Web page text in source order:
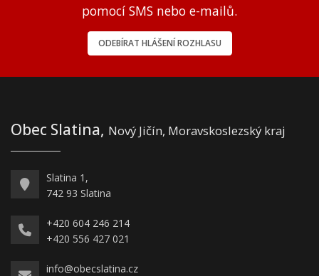
pomocí SMS nebo e-mailů.
ODEBÍRAT HLÁŠENÍ ROZHLASU
Obec Slatina, Nový Jičín, Moravskoslezský kraj
Slatina 1,
742 93 Slatina
+420 604 246 214
+420 556 427 021
info@obecslatina.cz